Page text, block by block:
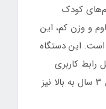
کودک
و وزن کم، این
این دستگاه
رابط کاربری
ساده و قابل فهم، حتی برای کودکان ۳ سال به بالا نیز